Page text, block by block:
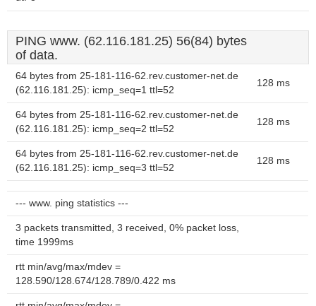
PING www. (62.116.181.25) 56(84) bytes
of data.
64 bytes from 25-181-116-62.rev.customer-net.de
(62.116.181.25): icmp_seq=1 ttl=52
128 ms
64 bytes from 25-181-116-62.rev.customer-net.de
(62.116.181.25): icmp_seq=2 ttl=52
128 ms
64 bytes from 25-181-116-62.rev.customer-net.de
(62.116.181.25): icmp_seq=3 ttl=52
128 ms
--- www. ping statistics ---
3 packets transmitted, 3 received, 0% packet loss,
time 1999ms
rtt min/avg/max/mdev =
128.590/128.674/128.789/0.422 ms